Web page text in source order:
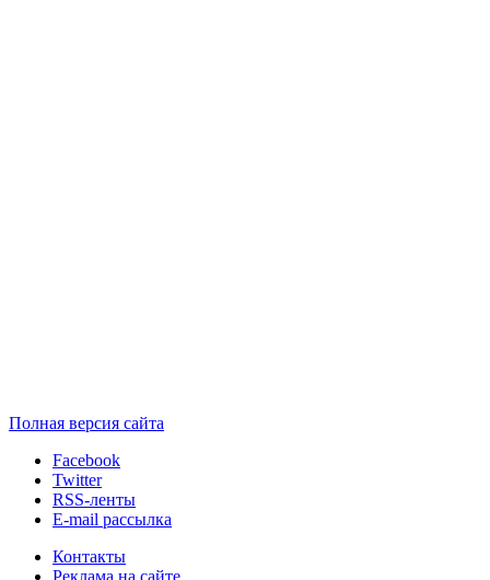
Полная версия сайта
Facebook
Twitter
RSS-ленты
E-mail рассылка
Контакты
Реклама на сайте